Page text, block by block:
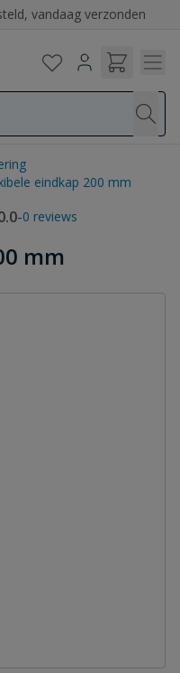
vandaag verzonden
eindkap 200 mm
-0 reviews
mm